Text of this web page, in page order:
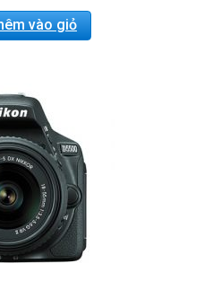
khe cắm CF Card
vào giỏ